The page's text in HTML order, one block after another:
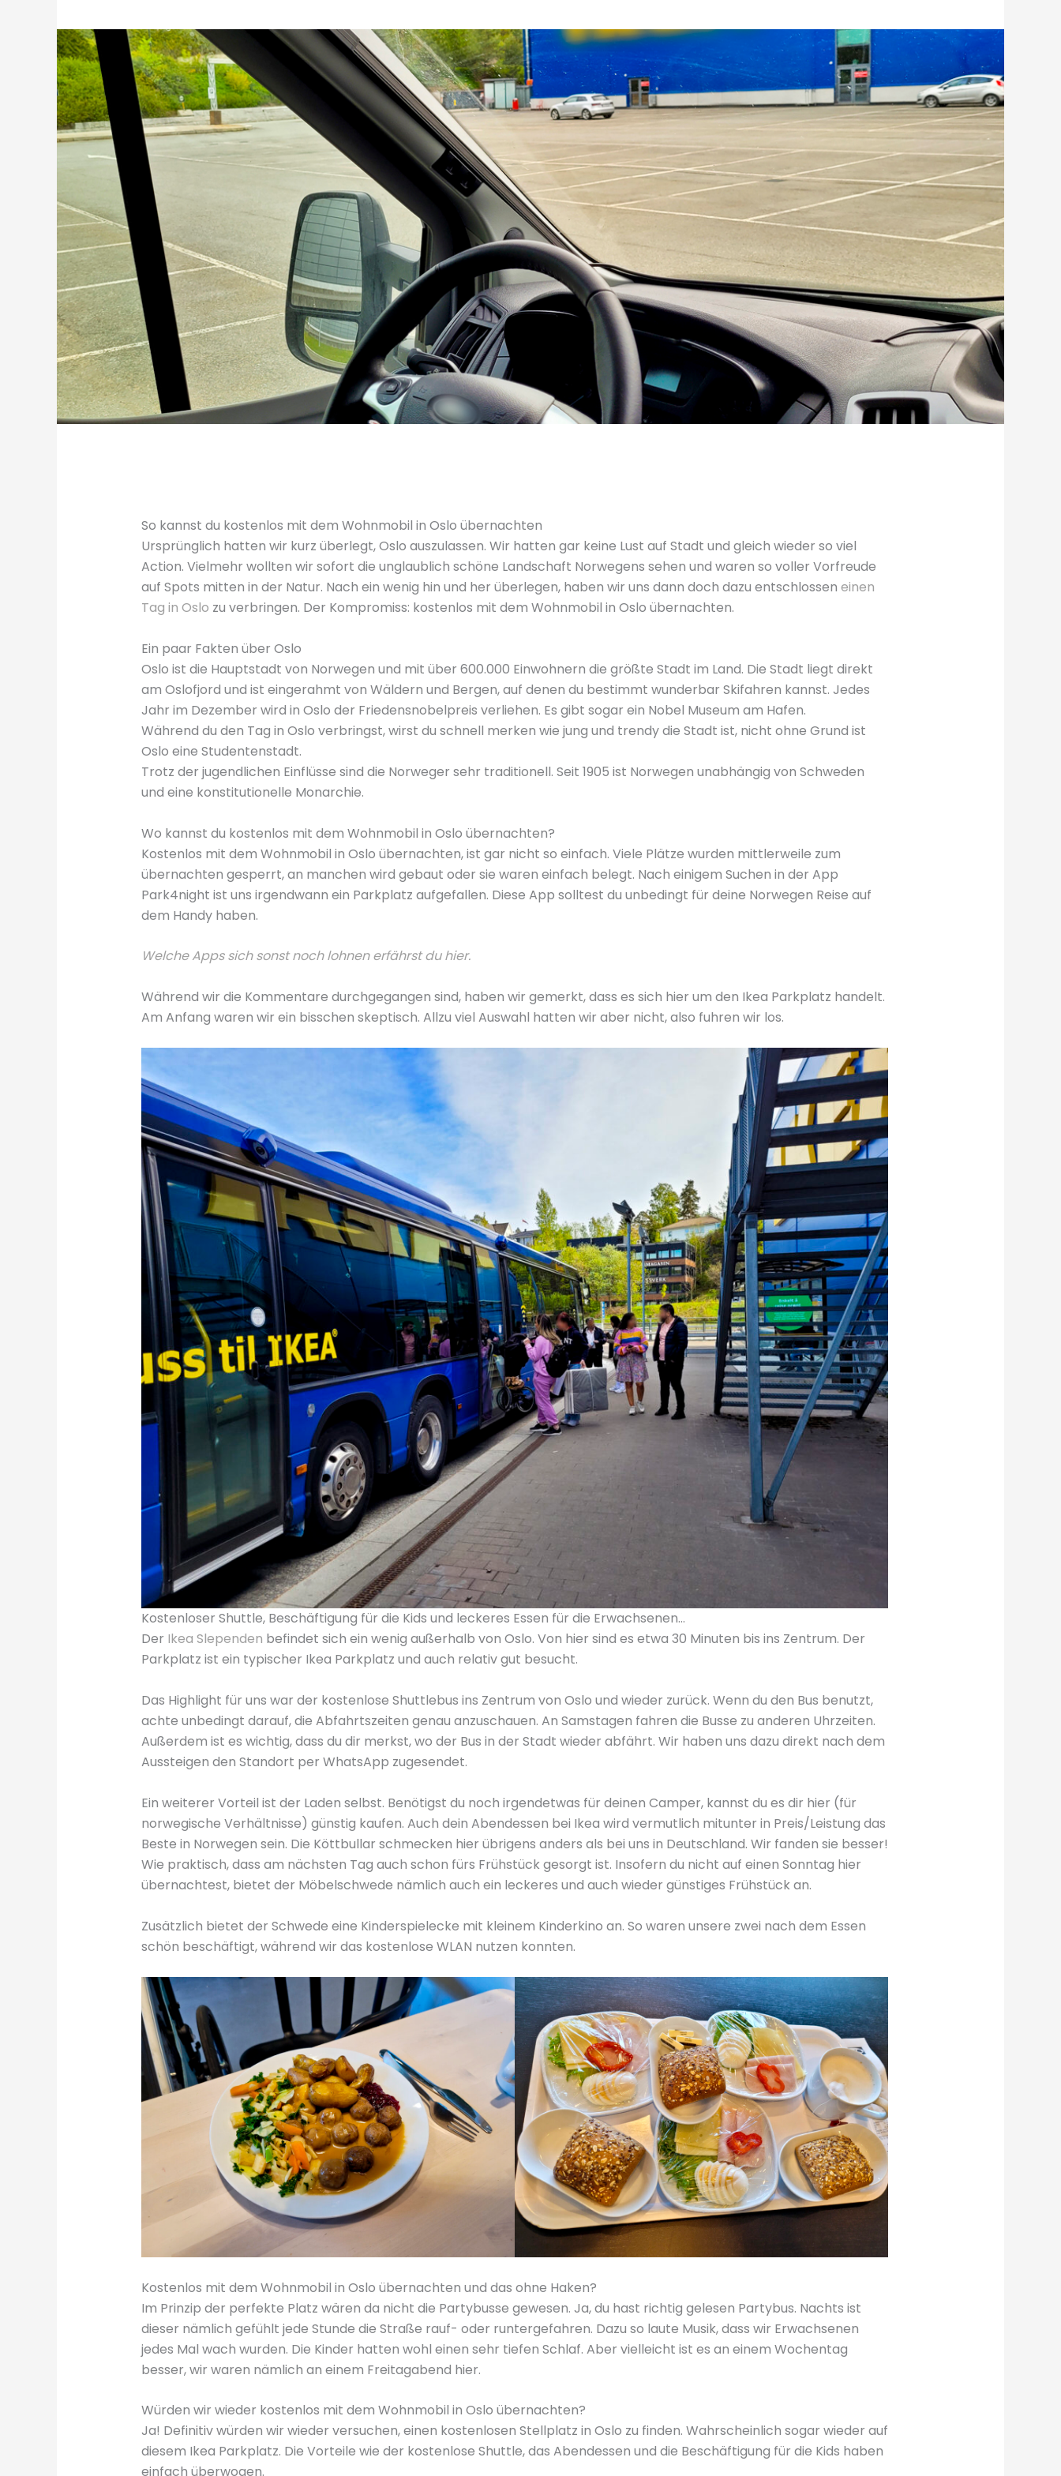
So kannst du kostenlos mit dem Wohnmobil in Oslo übernachten
Ursprünglich hatten wir kurz überlegt, Oslo auszulassen. Wir hatten gar keine Lust auf Stadt und gleich wieder so viel
Action. Vielmehr wollten wir sofort die unglaublich schöne Landschaft Norwegens sehen und waren so voller Vorfreude
auf Spots mitten in der Natur. Nach ein wenig hin und her überlegen, haben wir uns dann doch dazu entschlossen einen
Tag in Oslo zu verbringen. Der Kompromiss: kostenlos mit dem Wohnmobil in Oslo übernachten.
Ein paar Fakten über Oslo
Oslo ist die Hauptstadt von Norwegen und mit über 600.000 Einwohnern die größte Stadt im Land. Die Stadt liegt direkt
am Oslofjord und ist eingerahmt von Wäldern und Bergen, auf denen du bestimmt wunderbar Skifahren kannst. Jedes
Jahr im Dezember wird in Oslo der Friedensnobelpreis verliehen. Es gibt sogar ein Nobel Museum am Hafen.
Während du den Tag in Oslo verbringst, wirst du schnell merken wie jung und trendy die Stadt ist, nicht ohne Grund ist
Oslo eine Studentenstadt.
Trotz der jugendlichen Einflüsse sind die Norweger sehr traditionell. Seit 1905 ist Norwegen unabhängig von Schweden
und eine konstitutionelle Monarchie.
Wo kannst du kostenlos mit dem Wohnmobil in Oslo übernachten?
Kostenlos mit dem Wohnmobil in Oslo übernachten, ist gar nicht so einfach. Viele Plätze wurden mittlerweile zum
übernachten gesperrt, an manchen wird gebaut oder sie waren einfach belegt. Nach einigem Suchen in der App
Park4night ist uns irgendwann ein Parkplatz aufgefallen. Diese App solltest du unbedingt für deine Norwegen Reise auf
dem Handy haben.
Welche Apps sich sonst noch lohnen erfährst du hier.
Während wir die Kommentare durchgegangen sind, haben wir gemerkt, dass es sich hier um den Ikea Parkplatz handelt.
Am Anfang waren wir ein bisschen skeptisch. Allzu viel Auswahl hatten wir aber nicht, also fuhren wir los.
Kostenloser Shuttle, Beschäftigung für die Kids und leckeres Essen für die Erwachsenen…
Der Ikea Slependen befindet sich ein wenig außerhalb von Oslo. Von hier sind es etwa 30 Minuten bis ins Zentrum. Der
Parkplatz ist ein typischer Ikea Parkplatz und auch relativ gut besucht.
Das Highlight für uns war der kostenlose Shuttlebus ins Zentrum von Oslo und wieder zurück. Wenn du den Bus benutzt,
achte unbedingt darauf, die Abfahrtszeiten genau anzuschauen. An Samstagen fahren die Busse zu anderen Uhrzeiten.
Außerdem ist es wichtig, dass du dir merkst, wo der Bus in der Stadt wieder abfährt. Wir haben uns dazu direkt nach dem
Aussteigen den Standort per WhatsApp zugesendet.
Ein weiterer Vorteil ist der Laden selbst. Benötigst du noch irgendetwas für deinen Camper, kannst du es dir hier (für
norwegische Verhältnisse) günstig kaufen. Auch dein Abendessen bei Ikea wird vermutlich mitunter in Preis/Leistung das
Beste in Norwegen sein. Die Köttbullar schmecken hier übrigens anders als bei uns in Deutschland. Wir fanden sie besser!
Wie praktisch, dass am nächsten Tag auch schon fürs Frühstück gesorgt ist. Insofern du nicht auf einen Sonntag hier
übernachtest, bietet der Möbelschwede nämlich auch ein leckeres und auch wieder günstiges Frühstück an.
Zusätzlich bietet der Schwede eine Kinderspielecke mit kleinem Kinderkino an. So waren unsere zwei nach dem Essen
schön beschäftigt, während wir das kostenlose WLAN nutzen konnten.
Kostenlos mit dem Wohnmobil in Oslo übernachten und das ohne Haken?
Im Prinzip der perfekte Platz wären da nicht die Partybusse gewesen. Ja, du hast richtig gelesen Partybus. Nachts ist
dieser nämlich gefühlt jede Stunde die Straße rauf- oder runtergefahren. Dazu so laute Musik, dass wir Erwachsenen
jedes Mal wach wurden. Die Kinder hatten wohl einen sehr tiefen Schlaf. Aber vielleicht ist es an einem Wochentag
besser, wir waren nämlich an einem Freitagabend hier.
Würden wir wieder kostenlos mit dem Wohnmobil in Oslo übernachten?
Ja! Definitiv würden wir wieder versuchen, einen kostenlosen Stellplatz in Oslo zu finden. Wahrscheinlich sogar wieder auf
diesem Ikea Parkplatz. Die Vorteile wie der kostenlose Shuttle, das Abendessen und die Beschäftigung für die Kids haben
einfach überwogen.